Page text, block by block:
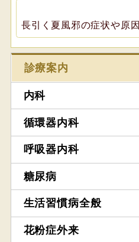
長引く夏風邪の症状や原因
診療案内
内科
循環器内科
呼吸器内科
糖尿病
生活習慣病全般
花粉症外来